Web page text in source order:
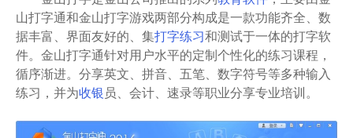
山打字通和金山打字游戏两部分构成是一款功能齐全、数
据丰富、界面友好的、集打字练习和测试于一体的打字软
件。金山打字通针对用户水平的定制个性化的练习课程，
循序渐进。分享英文、拼音、五笔、数字符号等多种输入
练习，并为收银 员、会计、速录等职业分享专业培训。